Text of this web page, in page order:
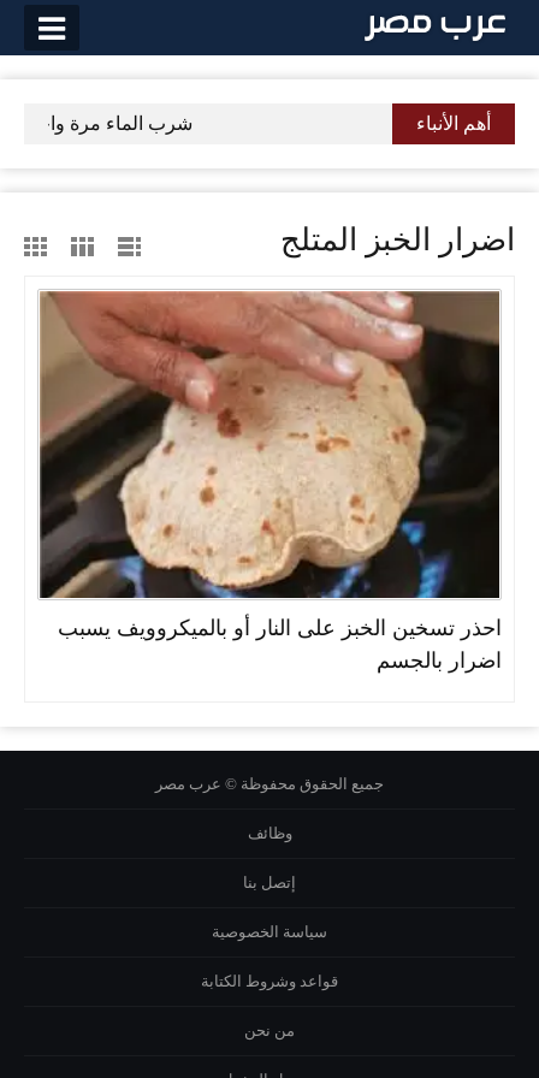
التخطي
أهم الأنباء شرب الماء مرة واحدة
اضرار الخبز المتلج
احذر تسخين الخبز على النار أو بالميكروويف يسبب
اضرار بالجسم
جميع الحقوق محفوظة © عرب مصر
وظائف
إتصل بنا
سياسة الخصوصية
قواعد وشروط الكتابة
من نحن